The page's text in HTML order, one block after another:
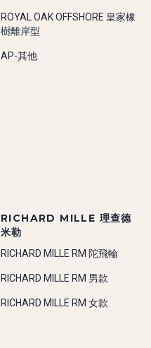
ROYAL OAK OFFSHORE 皇家橡
樹離岸型
AP-其他
RICHARD MILLE 理查德
米勒
RICHARD MILLE RM 陀飛輪
RICHARD MILLE RM 男款
RICHARD MILLE RM 女款